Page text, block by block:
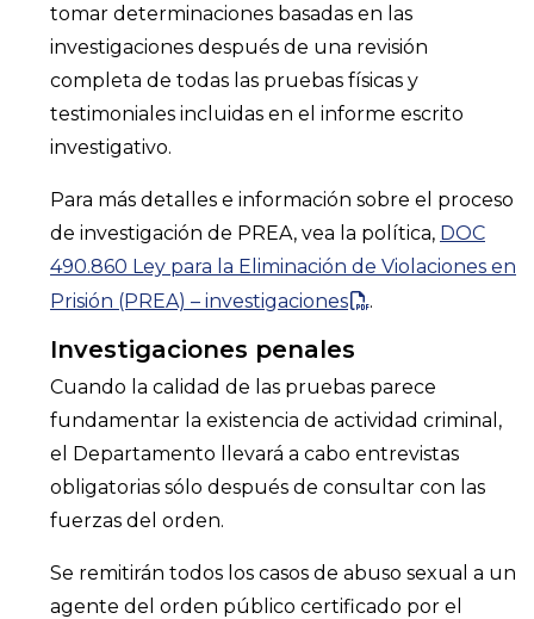
tomar determinaciones basadas en las
investigaciones después de una revisión
completa de todas las pruebas físicas y
testimoniales incluidas en el informe escrito
investigativo.
Para más detalles e información sobre el proceso
de investigación de PREA, vea la política, DOC
490.860 Ley para la Eliminación de Violaciones en
Prisión (PREA) – investigaciones
.
Investigaciones penales
Cuando la calidad de las pruebas parece
fundamentar la existencia de actividad criminal,
el Departamento llevará a cabo entrevistas
obligatorias sólo después de consultar con las
fuerzas del orden.
Se remitirán todos los casos de abuso sexual a un
agente del orden público certificado por el